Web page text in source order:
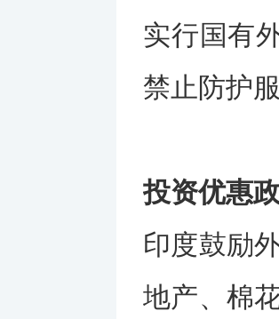
实行国有
禁止防护
投资优惠
印度鼓励
地产、棉